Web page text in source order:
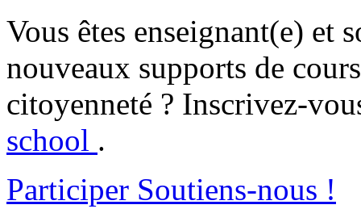
Vous êtes enseignant(e) et
nouveaux supports de
citoyenneté ? Inscrivez-
school .
Participer Soutiens-nous !